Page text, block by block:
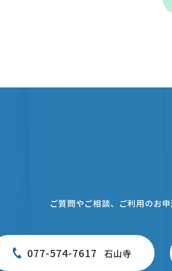
ご質問やご相談、ご利用のお
077-574-7617 石山寺